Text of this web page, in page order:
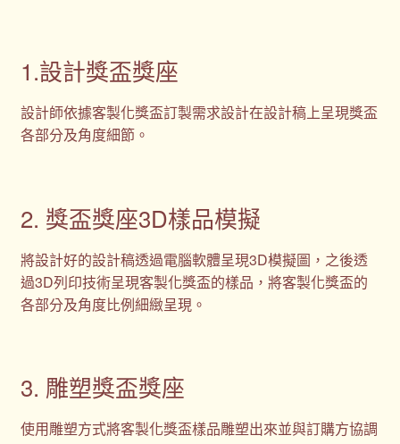
1.設計獎盃獎座
設計師依據客製化獎盃訂製需求設計在設計稿上呈現獎盃
各部分及角度細節。
2. 獎盃獎座3D樣品模擬
將設計好的設計稿透過電腦軟體呈現3D模擬圖，之後透
過3D列印技術呈現客製化獎盃的樣品，將客製化獎盃的
各部分及角度比例細緻呈現。
3. 雕塑獎盃獎座
使用雕塑方式將客製化獎盃樣品雕塑出來並與訂購方協調